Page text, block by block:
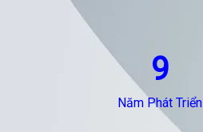
9
Năm Phát Triển